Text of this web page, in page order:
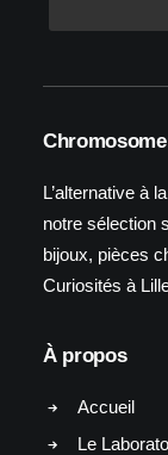
L’alternative à
notre sélection
bijoux, pièces
Curiosités à
À propos
Accueil
Le